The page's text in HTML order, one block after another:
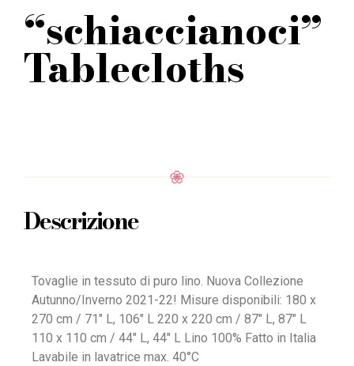
“schiaccianoci”
Tablecloths
Descrizione
Tovaglie in tessuto di puro lino. Nuova Collezione
Autunno/Inverno 2021-22! Misure disponibili: 180 x
270 cm / 71″ L, 106″ L 220 x 220 cm / 87″ L, 87″ L
110 x 110 cm / 44″ L, 44″ L Lino 100% Fatto in Italia
Lavabile in lavatrice max. 40°C